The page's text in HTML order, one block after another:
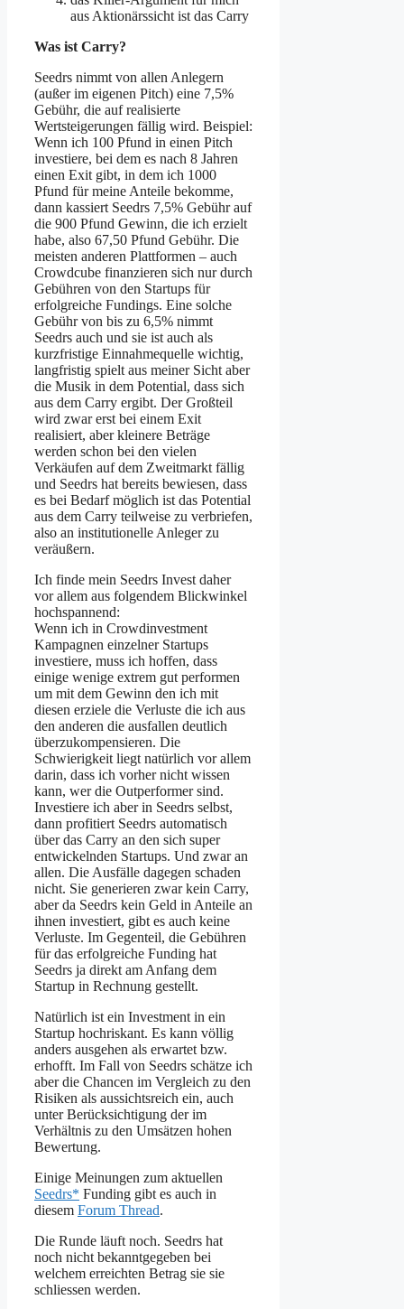
aus Aktionärssicht ist das Carry
Was ist Carry?
Seedrs nimmt von allen Anlegern
(außer im eigenen Pitch) eine 7,5%
Gebühr, die auf realisierte
Wertsteigerungen fällig wird. Beispiel:
Wenn ich 100 Pfund in einen Pitch
investiere, bei dem es nach 8 Jahren
einen Exit gibt, in dem ich 1000
Pfund für meine Anteile bekomme,
dann kassiert Seedrs 7,5% Gebühr auf
die 900 Pfund Gewinn, die ich erzielt
habe, also 67,50 Pfund Gebühr. Die
meisten anderen Plattformen – auch
Crowdcube finanzieren sich nur durch
Gebühren von den Startups für
erfolgreiche Fundings. Eine solche
Gebühr von bis zu 6,5% nimmt
Seedrs auch und sie ist auch als
kurzfristige Einnahmequelle wichtig,
langfristig spielt aus meiner Sicht aber
die Musik in dem Potential, dass sich
aus dem Carry ergibt. Der Großteil
wird zwar erst bei einem Exit
realisiert, aber kleinere Beträge
werden schon bei den vielen
Verkäufen auf dem Zweitmarkt fällig
und Seedrs hat bereits bewiesen, dass
es bei Bedarf möglich ist das Potential
aus dem Carry teilweise zu verbriefen,
also an institutionelle Anleger zu
veräußern.
Ich finde mein Seedrs Invest daher
vor allem aus folgendem Blickwinkel
hochspannend:
Wenn ich in Crowdinvestment
Kampagnen einzelner Startups
investiere, muss ich hoffen, dass
einige wenige extrem gut performen
um mit dem Gewinn den ich mit
diesen erziele die Verluste die ich aus
den anderen die ausfallen deutlich
überzukompensieren. Die
Schwierigkeit liegt natürlich vor allem
darin, dass ich vorher nicht wissen
kann, wer die Outperformer sind.
Investiere ich aber in Seedrs selbst,
dann profitiert Seedrs automatisch
über das Carry an den sich super
entwickelnden Startups. Und zwar an
allen. Die Ausfälle dagegen schaden
nicht. Sie generieren zwar kein Carry,
aber da Seedrs kein Geld in Anteile an
ihnen investiert, gibt es auch keine
Verluste. Im Gegenteil, die Gebühren
für das erfolgreiche Funding hat
Seedrs ja direkt am Anfang dem
Startup in Rechnung gestellt.
Natürlich ist ein Investment in ein
Startup hochriskant. Es kann völlig
anders ausgehen als erwartet bzw.
erhofft. Im Fall von Seedrs schätze ich
aber die Chancen im Vergleich zu den
Risiken als aussichtsreich ein, auch
unter Berücksichtigung der im
Verhältnis zu den Umsätzen hohen
Bewertung.
Einige Meinungen zum aktuellen
Seedrs* Funding gibt es auch in
diesem Forum Thread.
Die Runde läuft noch. Seedrs hat
noch nicht bekanntgegeben bei
welchem erreichten Betrag sie sie
schliessen werden.